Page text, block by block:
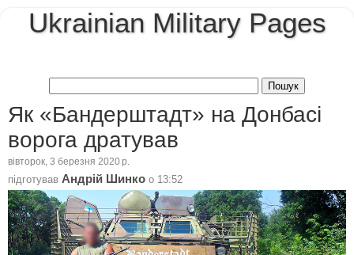
Ukrainian Military Pages
Як «Бандерштадт» на Донбасі
ворога дратував
вівторок, 3 березня 2020 р.
підготував Андрій Шинко о 13:52